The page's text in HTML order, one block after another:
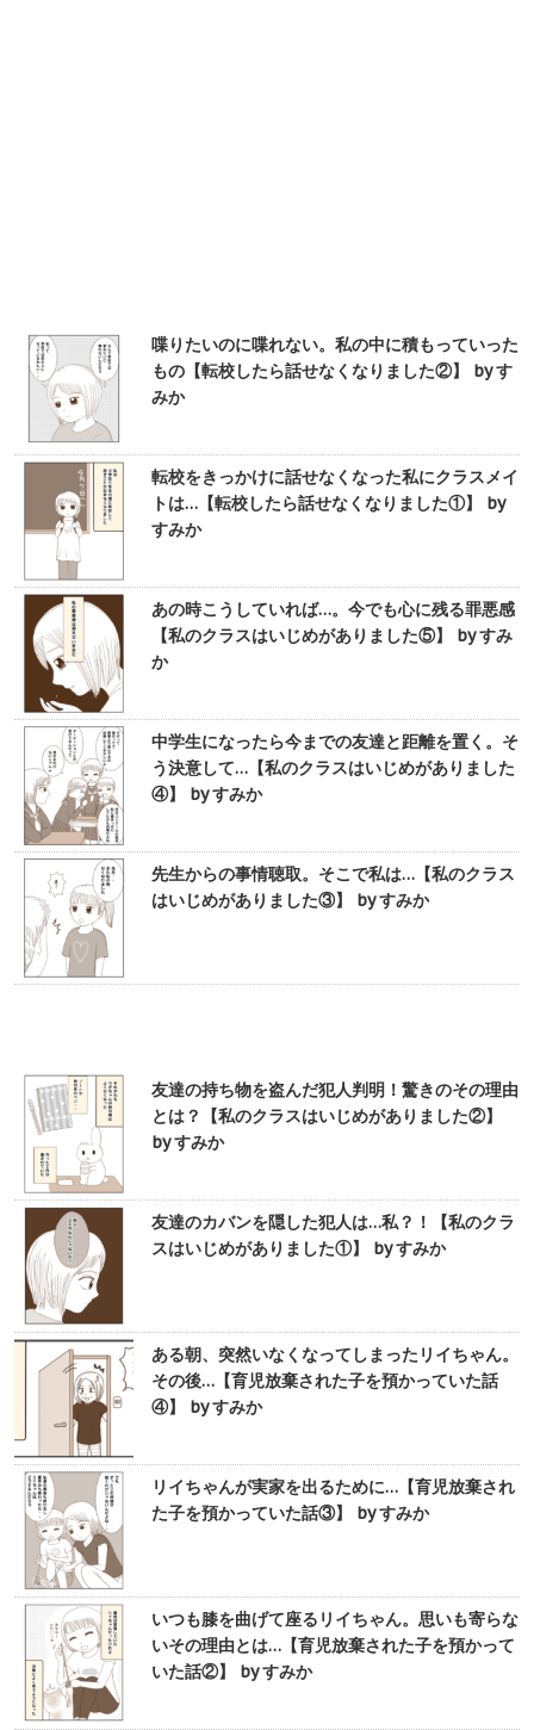
喋りたいのに喋れない。私の中に積もっていった
もの【転校したら話せなくなりました②】 by す
みか
転校をきっかけに話せなくなった私にクラスメイ
トは…【転校したら話せなくなりました①】 by
すみか
あの時こうしていれば…。今でも心に残る罪悪感
【私のクラスはいじめがありました⑤】 by すみ
か
中学生になったら今までの友達と距離を置く。そ
う決意して…【私のクラスはいじめがありました
④】 by すみか
先生からの事情聴取。そこで私は…【私のクラス
はいじめがありました③】 by すみか
友達の持ち物を盗んだ犯人判明！驚きのその理由
とは？【私のクラスはいじめがありました②】
by すみか
友達のカバンを隠した犯人は…私？！【私のクラ
スはいじめがありました①】 by すみか
ある朝、突然いなくなってしまったリイちゃん。
その後…【育児放棄された子を預かっていた話
④】 by すみか
リイちゃんが実家を出るために…【育児放棄され
た子を預かっていた話③】 by すみか
いつも膝を曲げて座るリイちゃん。思いも寄らな
いその理由とは…【育児放棄された子を預かって
いた話②】 by すみか